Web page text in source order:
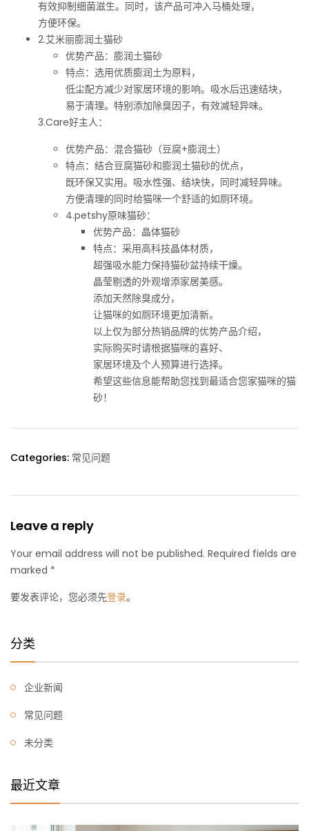
有效抑制细菌滋生。同时，该产品可冲入马桶处理，
方便环保。
2.艾米丽膨润土猫砂
优势产品：膨润土猫砂
特点：选用优质膨润土为原料，
低尘配方减少对家居环境的影响。吸水后迅速结块，
易于清理。特别添加除臭因子，有效减轻异味。
3.Care好主人：
优势产品：混合猫砂（豆腐+膨润土）
特点：结合豆腐猫砂和膨润土猫砂的优点，
既环保又实用。吸水性强、结块快，同时减轻异味。
方便清理的同时给猫咪一个舒适的如厕环境。
4.petshy原味猫砂：
优势产品：晶体猫砂
特点：采用高科技晶体材质，
超强吸水能力保持猫砂盆持续干燥。
晶莹剔透的外观增添家居美感。
添加天然除臭成分，
让猫咪的如厕环境更加清新。
以上仅为部分热销品牌的优势产品介绍，
实际购买时请根据猫咪的喜好、
家居环境及个人预算进行选择。
希望这些信息能帮助您找到最适合您家猫咪的猫
砂！
Categories: 常见问题
Leave a reply
Your email address will not be published. Required fields are
marked *
要发表评论，您必须先登录。
分类
企业新闻
常见问题
未分类
最近文章